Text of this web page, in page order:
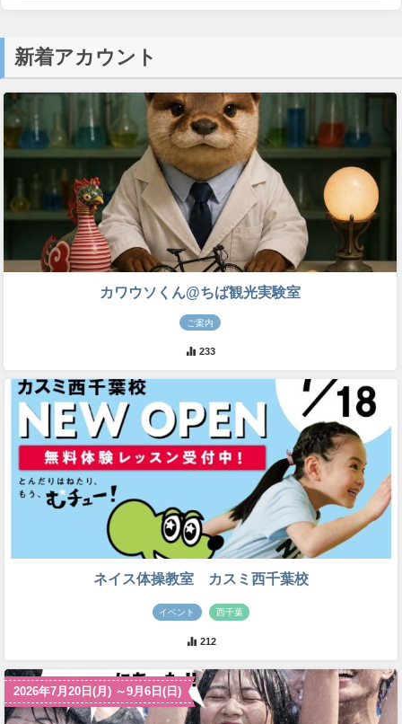
新着アカウント
カワウソくん@ちば観光実験室
ご案内
233
ネイス体操教室 カスミ西千葉校
イベント 西千葉
212
2026年7月20日(月) ～9月6日(日)